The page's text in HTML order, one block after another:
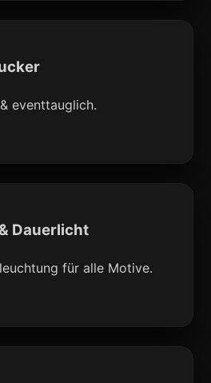
eventtauglich.
Dauerlicht
für alle Motive.